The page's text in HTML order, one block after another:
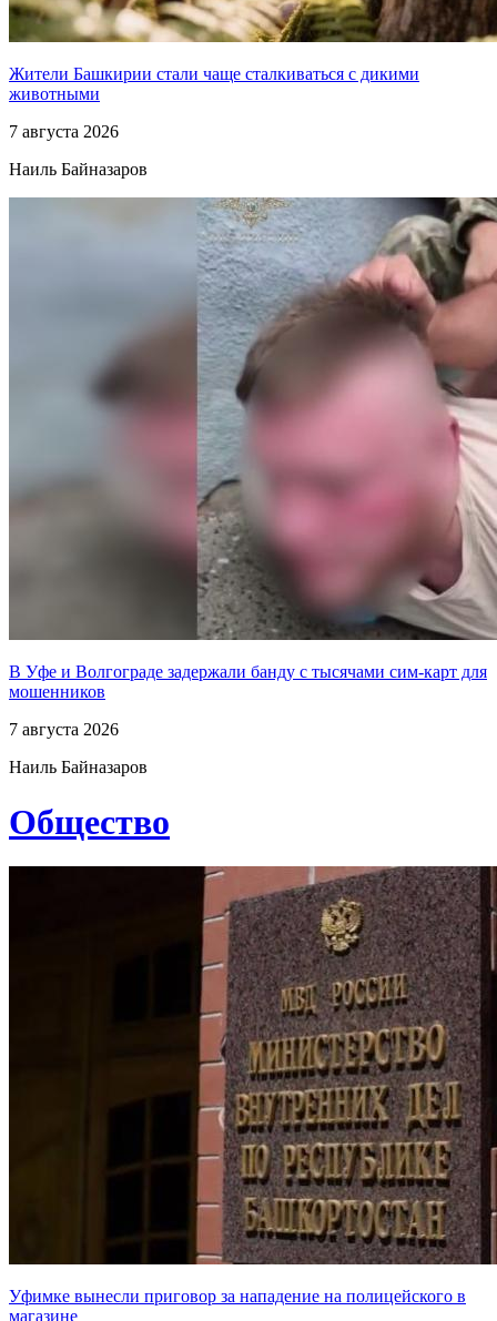
Жители Башкирии стали чаще сталкиваться с дикими
животными
7 августа 2026
Наиль Байназаров
В Уфе и Волгограде задержали банду с тысячами сим-карт для
мошенников
7 августа 2026
Наиль Байназаров
Общество
Уфимке вынесли приговор за нападение на полицейского в
магазине